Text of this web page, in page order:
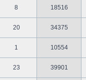
8 18516
20 34375
1 10554
23 39901